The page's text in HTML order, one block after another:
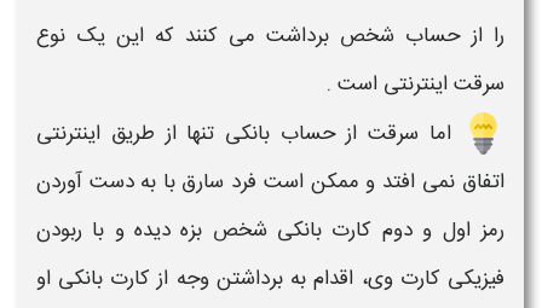
را از حساب شخص برداشت می کنند که این یک نوع
سرقتاینترنتی است .
اما سرقت از حساب بانکی تنها از طریق اینترنتی
اتفاق نمی افتد و ممکن است فرد سارق با به دست آوردن
رمز اول و دوم کارت بانکی شخص بزه دیده و با ربودن
فیزیکی کارت وی، اقدام به برداشتن وجه از کارت بانکی او